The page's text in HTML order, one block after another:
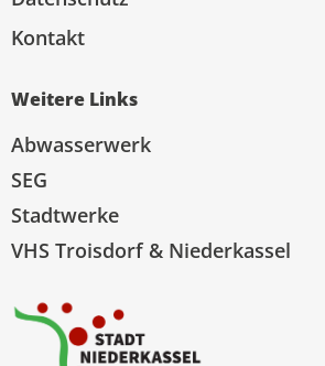
Kontakt
Weitere Links
Abwasserwerk
SEG
Stadtwerke
VHS Troisdorf & Niederkassel